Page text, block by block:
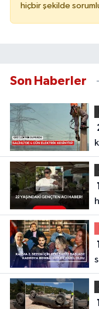
hiçbir şekilde
Son Haberler